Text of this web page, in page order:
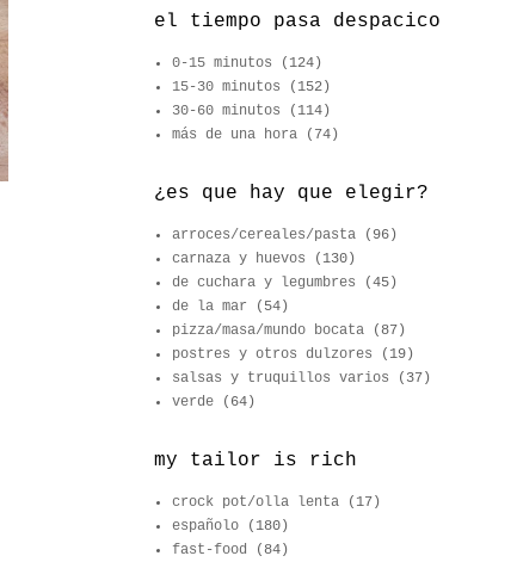
el tiempo pasa despacico
0-15 minutos
(124)
15-30 minutos
(152)
30-60 minutos
(114)
más de una hora
(74)
¿es que hay que elegir?
arroces/cereales/pasta
(96)
carnaza y huevos
(130)
de cuchara y legumbres
(45)
de la mar
(54)
pizza/masa/mundo bocata
(87)
postres y otros dulzores
(19)
salsas y truquillos varios
(37)
verde
(64)
my tailor is rich
crock pot/olla lenta
(17)
españolo
(180)
fast-food
(84)